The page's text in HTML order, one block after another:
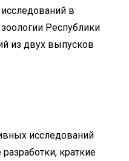
в
Республики
из двух выпусков
исследований
краткие